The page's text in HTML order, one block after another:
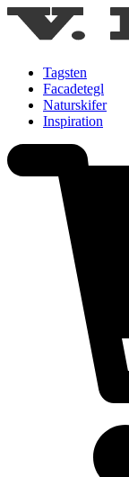
Tagsten
Facadetegl
Naturskifer
Inspiration